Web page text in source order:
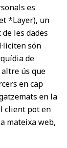
es
*Layer), un
les dades
són
de
ús que
en cap
en la
client pot en
mateixa web,